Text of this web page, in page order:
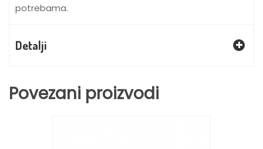
potrebama.
Detalji
Povezani proizvodi